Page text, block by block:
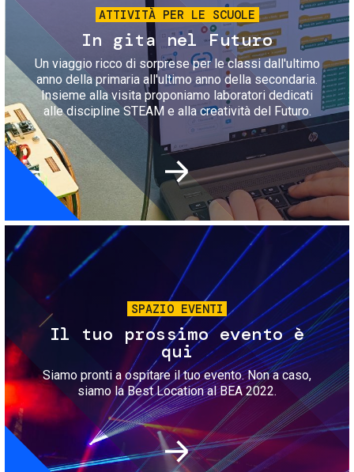
ATTIVITÀ PER LE SCUOLE
In gita nel Futuro
Un viaggio ricco di sorprese per le classi dall'ultimo
anno della primaria all'ultimo anno della secondaria.
Insieme alla visita proponiamo laboratori dedicati
alle discipline STEAM e alla creatività del Futuro.
Immagine
SPAZIO EVENTI
Il tuo prossimo evento è
qui
Siamo pronti a ospitare il tuo evento. Non a caso,
siamo la Best Location al BEA 2022.